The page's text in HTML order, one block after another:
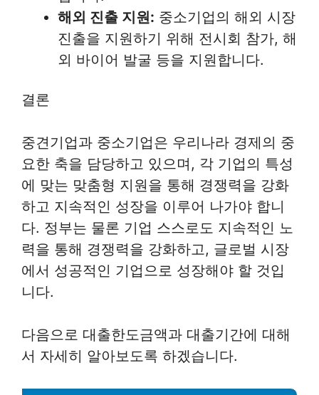
해외 진출 지원: 중소기업의 해외 시장
진출을 지원하기 위해 전시회 참가, 해
외 바이어 발굴 등을 지원합니다.
결론
중견기업과 중소기업은 우리나라 경제의 중
요한 축을 담당하고 있으며, 각 기업의 특성
에 맞는 맞춤형 지원을 통해 경쟁력을 강화
하고 지속적인 성장을 이루어 나가야 합니
다. 정부는 물론 기업 스스로도 지속적인 노
력을 통해 경쟁력을 강화하고, 글로벌 시장
에서 성공적인 기업으로 성장해야 할 것입
니다.
다음으로 대출한도금액과 대출기간에 대해
서 자세히 알아보도록 하겠습니다.